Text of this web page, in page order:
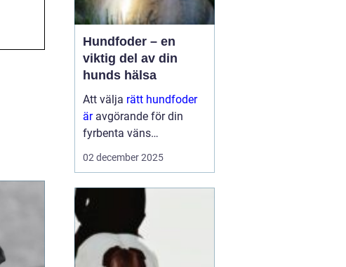
Hundfoder – en
viktig del av din
hunds hälsa
Att välja rätt hundfoder
äravgörande för din
fyrbenta väns
välmående. En
02 december 2025